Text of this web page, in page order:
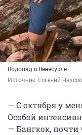
Водопад в Венесуэле
Источник: Евгений Чаусов
— С октября у
Особой
— Бангкок, почти